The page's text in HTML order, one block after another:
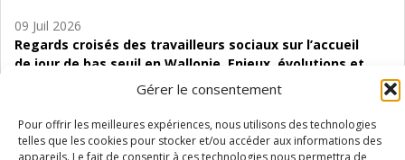
Gérer le consentement
Pour offrir les meilleures expériences, nous utilisons des technologies
telles que les cookies pour stocker et/ou accéder aux informations des
appareils. Le fait de consentir à ces technologies nous permettra de
09 Juil 2026
Regards croisés des travailleurs sociaux sur l’accueil
de jour de bas seuil en Wallonie. Enjeux, évolutions et
06 Juil 2026
Étude d’évaluabilité des Structures